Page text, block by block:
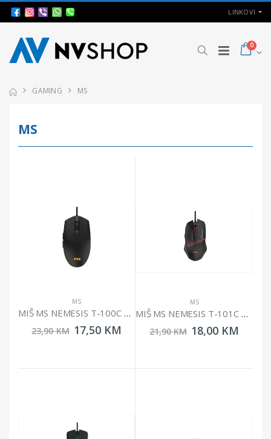
LINKOVI
0
GAMING MS
MS
MS
MIŠ MS NEMESIS T-100C RGB 7200 DPI
23,90 KM 17,50 KM
MS
MIŠ MS NEMESIS T-101C RGB 12800 DPI
21,90 KM 18,00 KM